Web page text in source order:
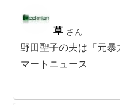
草 さん
野田聖子の夫は「元
マートニュース